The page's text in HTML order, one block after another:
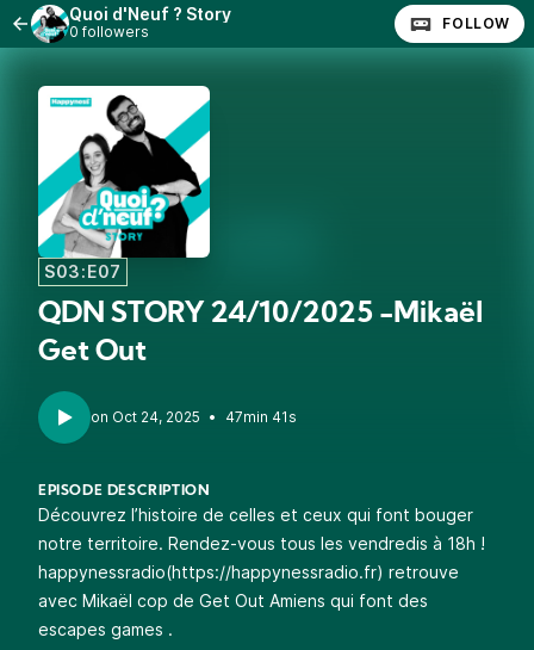
Quoi d'Neuf ? Story
0 followers FOLLOW
S03:E07
QDN STORY 24/10/2025 -Mikaël
Get Out
• 47min 41s
EPISODE DESCRIPTION
Découvrez l’histoire de celles et ceux qui font bouger
notre territoire. Rendez-vous tous les vendredis à 18h !
happynessradio(https://happynessradio.fr) retrouve
avec Mikaël cop de Get Out Amiens qui font des
escapes games .